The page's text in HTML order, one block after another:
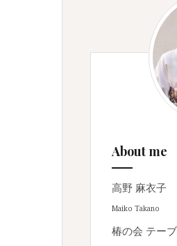
About me
高野 麻衣子
Maiko Takano
椿の会 テー